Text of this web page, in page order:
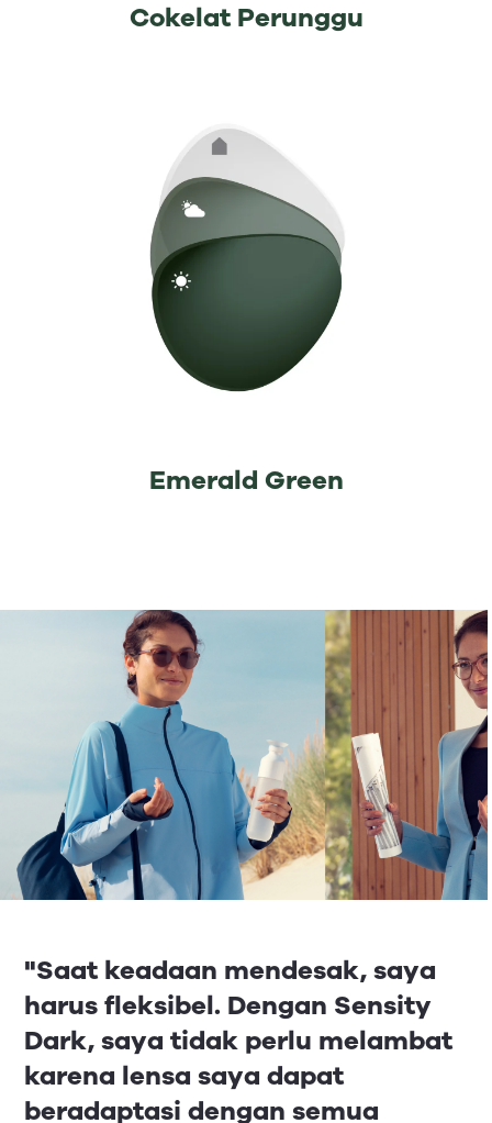
Cokelat Perunggu
Emerald Green
"Saat keadaan mendesak, saya
harus fleksibel. Dengan Sensity
Dark, saya tidak perlu melambat
karena lensa saya dapat
beradaptasi dengan semua